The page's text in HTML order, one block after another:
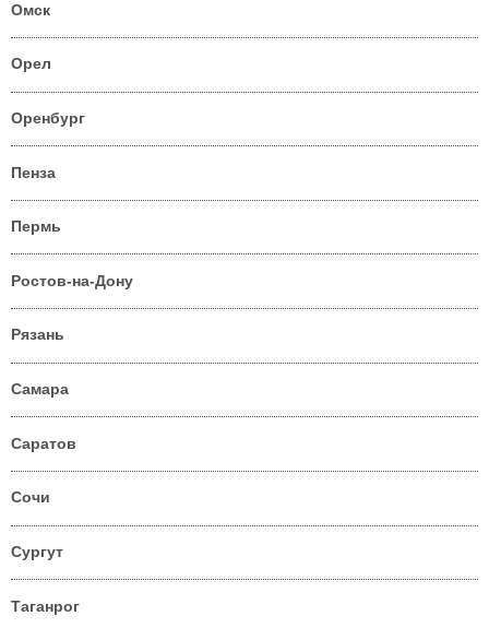
Омск
Орел
Оренбург
Пенза
Пермь
Ростов-на-Дону
Рязань
Самара
Саратов
Сочи
Сургут
Таганрог